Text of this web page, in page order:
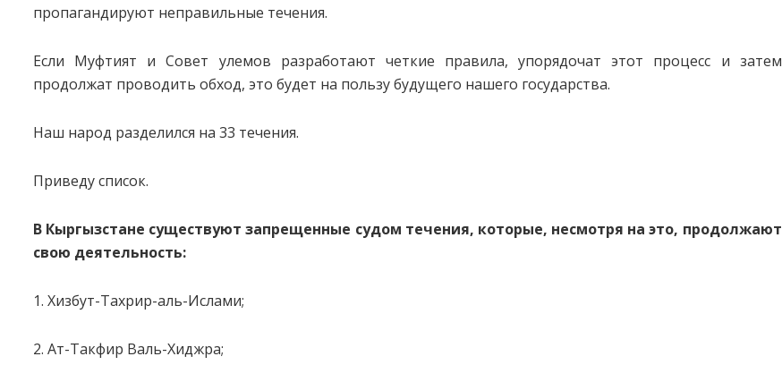
пропагандируют неправильные течения.
Если Муфтият и Совет улемов разработают четкие правила, упорядочат этот процесс и затем
продолжат проводить обход, это будет на пользу будущего нашего государства.
Наш народ разделился на 33 течения.
Приведу список.
В Кыргызстане существуют запрещенные судом течения, которые, несмотря на это, продолжают
свою деятельность:
1. Хизбут-Тахрир-аль-Ислами;
2. Ат-Такфир Валь-Хиджра;